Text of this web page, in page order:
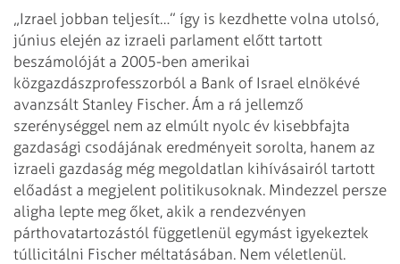
„Izrael jobban teljesít…” így is kezdhette volna utolsó,
június elején az izraeli parlament előtt tartott
beszámolóját a 2005-ben amerikai
közgazdászprofesszor­ból a Bank of Israel elnökévé
avanzsált Stanley Fischer. Ám a rá jellemző
szerénységgel nem az elmúlt nyolc év kisebbfajta
gazdasági csodájának eredményeit sorolta, hanem az
izraeli gazdaság még megoldatlan kihívásairól tartott
előadást a megjelent politikusoknak. Mindezzel persze
aligha lepte meg őket, akik a rendezvényen
párthovatartozástól függetlenül egymást igyekeztek
túllicitálni Fischer méltatásában. Nem véletlenül.